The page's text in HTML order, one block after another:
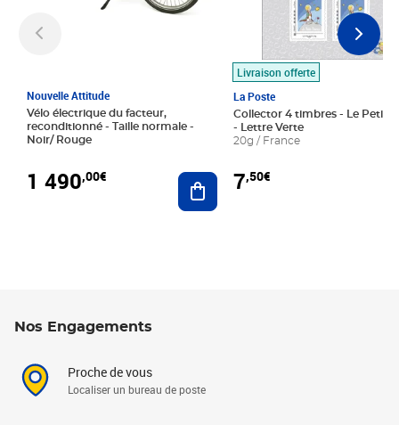
Nouvelle Attitude
Vélo électrique du facteur,
reconditionné - Taille normale -
Noir/ Rouge
1 490,00€ Ajouter au panier
Livraison offerte
La Poste
Collector 4 timbres - Le Petit
- Lettre Verte
20g / France
7,50€
Nos Engagements
Proche de vous
Localiser un bureau de poste